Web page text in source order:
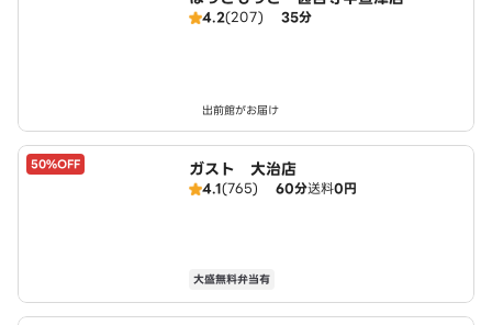
4.2(207) 35分
出前館がお届け
50%OFF ガスト 大治店
4.1(765) 60分送料0円
大盛無料弁当有